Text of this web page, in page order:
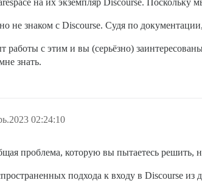
на их экземпляр Discourse.
не знаком с Discourse. Судя по
работы с этим и вы (серьёзно)
знать.
02:24:10
проблема, которую вы пытаетесь решить,
подхода к входу в Discourse